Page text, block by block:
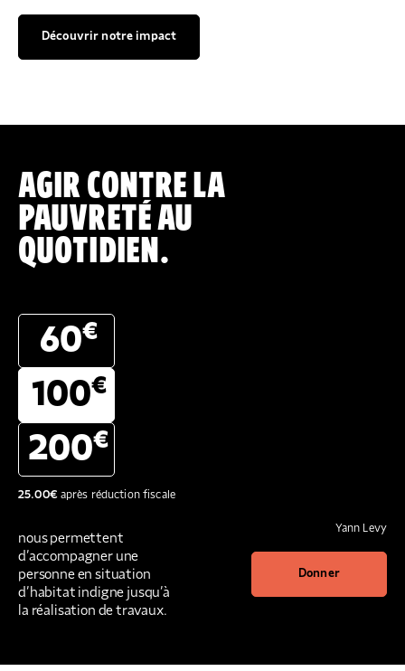
Découvrir notre impact
AGIR CONTRE LA
PAUVRETÉ AU
QUOTIDIEN.
60€
100€
200€
25.00€après réduction fiscale
nous permettent
d’accompagner une
personne en situation
d’habitat indigne jusqu’à
la réalisation de travaux.
Donner
Yann Levy